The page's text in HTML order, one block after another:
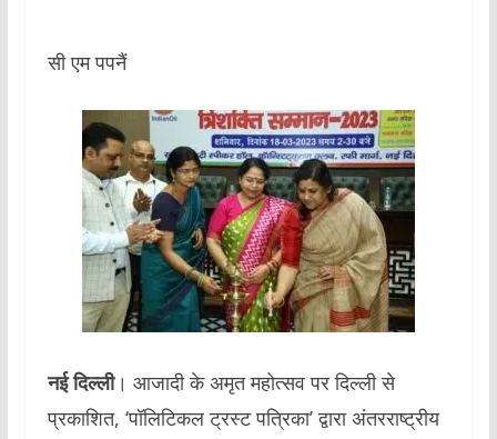
सी एम पपनैं
नई दिल्ली। आजादी के अमृत महोत्सव पर दिल्ली से
प्रकाशित, ‘पॉलिटिकल ट्रस्ट पत्रिका’ द्वारा अंतरराष्ट्रीय